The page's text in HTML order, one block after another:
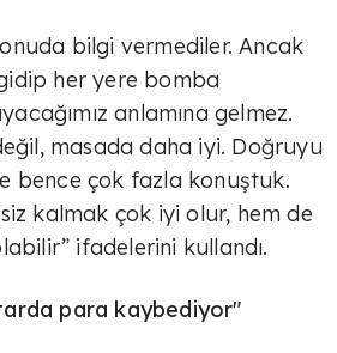
bilgi vermediler. Ancak
her yere bomba
anlamına gelmez.
masada daha iyi. Doğruyu
bence çok fazla konuştuk.
kalmak çok iyi olur, hem de
ifadelerini kullandı.
para kaybediyor"